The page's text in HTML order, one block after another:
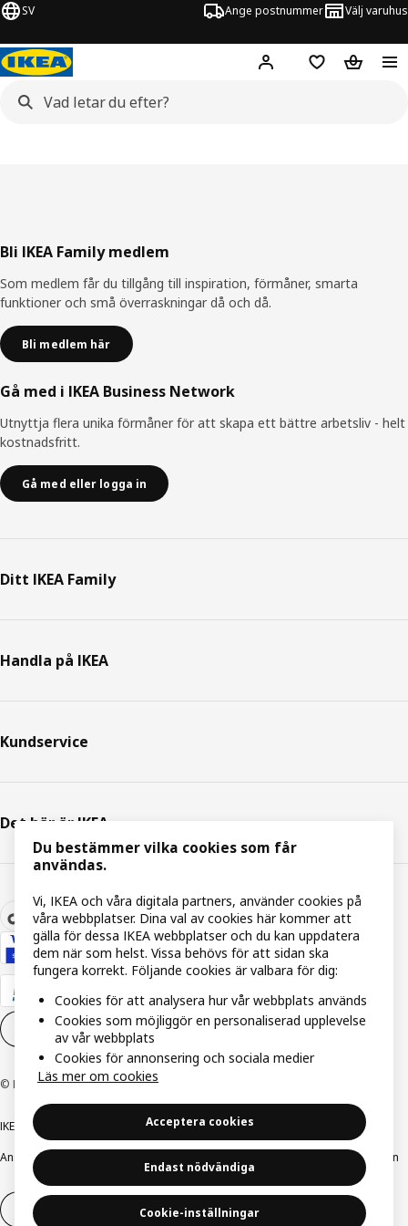
SV Ange postnummer Välj varuhus
Hej! Logga inInköpslistaVarukorg
Sidfot
Bli IKEA Family medlem
Som medlem får du tillgång till inspiration, förmåner, smarta
funktioner och små överraskningar då och då.
Bli medlem här
Gå med i IKEA Business Network
Utnyttja flera unika förmåner för att skapa ett bättre arbetsliv - helt
kostnadsfritt.
Gå med eller logga in
Ditt IKEA Family
Handla på IKEA
Kundservice
Det här är IKEA
Inställningar för Cookies SV
© Inter IKEA Systems B.V. 1999-2026
IKEA Family integritetspolicy IntegritetspolicyCookiepolicy
Ansvarsfullt avslöjandepolicy
Bolagsinformation
Utöva ångerrätt Utöva ångerrätten för tjänster
Du bestämmer vilka cookies som får
användas.
Vi, IKEA och våra digitala partners, använder cookies på
våra webbplatser. Dina val av cookies här kommer att
gälla för dessa IKEA webbplatser och du kan uppdatera
dem när som helst. Vissa behövs för att sidan ska
fungera korrekt. Följande cookies är valbara för dig:
Cookies för att analysera hur vår webbplats används
Cookies som möjliggör en personaliserad upplevelse
av vår webbplats
Cookies för annonsering och sociala medier
Läs mer om cookies
Acceptera cookies
Endast nödvändiga
Cookie-inställningar